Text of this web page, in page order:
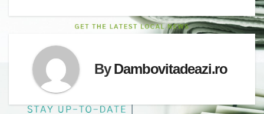
ByDambovitadeazi.ro